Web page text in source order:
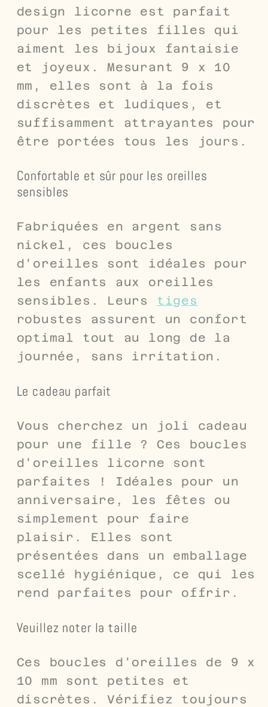
design licorne est parfait
pour les petites filles qui
aiment les bijoux fantaisie
et joyeux. Mesurant 9 x 10
mm, elles sont à la fois
discrètes et ludiques, et
suffisamment attrayantes pour
être portées tous les jours.
Confortable et sûr pour les oreilles
sensibles
Fabriquées en argent sans
nickel, ces boucles
d'oreilles sont idéales pour
les enfants aux oreilles
sensibles. Leurs tiges
robustes assurent un confort
optimal tout au long de la
journée, sans irritation.
Le cadeau parfait
Vous cherchez un joli cadeau
pour une fille ? Ces boucles
d'oreilles licorne sont
parfaites ! Idéales pour un
anniversaire, les fêtes ou
simplement pour faire
plaisir. Elles sont
présentées dans un emballage
scellé hygiénique, ce qui les
rend parfaites pour offrir.
Veuillez noter la taille
Ces boucles d'oreilles de 9 x
10 mm sont petites et
discrètes. Vérifiez toujours